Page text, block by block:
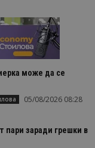
може да се
05/08/2026 08:28
пари заради грешки в